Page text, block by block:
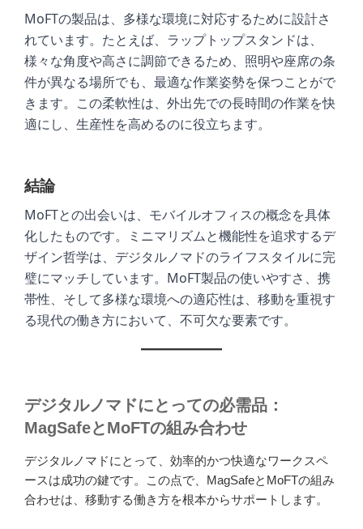
MoFTの製品は、多様な環境に対応するために設計さ
れています。たとえば、ラップトップスタンドは、
様々な角度や高さに調節できるため、照明や座席の条
件が異なる場所でも、最適な作業姿勢を保つことがで
きます。この柔軟性は、外出先での長時間の作業を快
適にし、生産性を高めるのに役立ちます。
結論
MoFTとの出会いは、モバイルオフィスの概念を具体
化したものです。ミニマリズムと機能性を追求するデ
ザイン哲学は、デジタルノマドのライフスタイルに完
璧にマッチしています。MoFT製品の使いやすさ、携
帯性、そして多様な環境への適応性は、移動を重視す
る現代の働き方において、不可欠な要素です。
デジタルノマドにとっての必需品：
MagSafeとMoFTの組み合わせ
デジタルノマドにとって、効率的かつ快適なワークスペ
ースは成功の鍵です。この点で、MagSafeとMoFTの組み
合わせは、移動する働き方を根本からサポートします。